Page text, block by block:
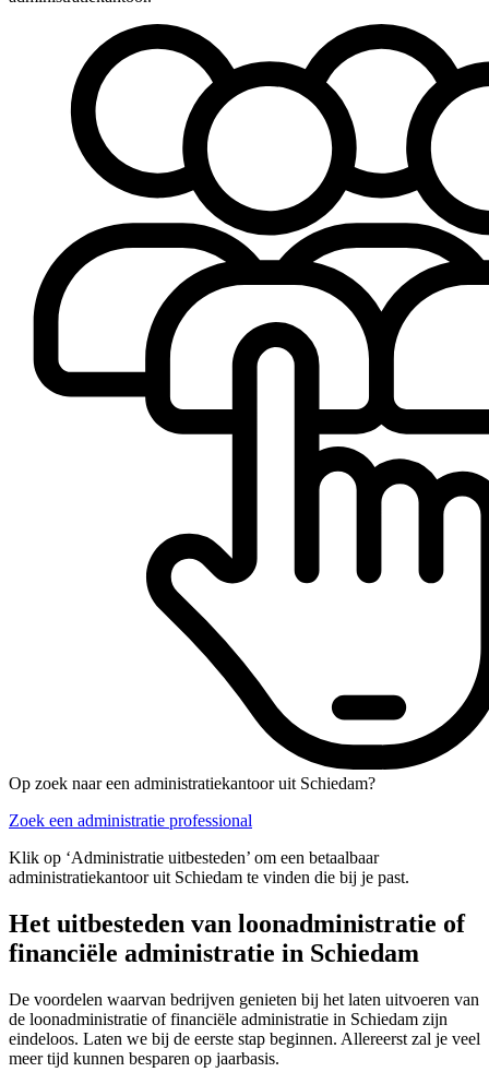
Op zoek naar een administratiekantoor uit Schiedam?
Zoek een administratie professional
Klik op ‘Administratie uitbesteden’ om een betaalbaar
administratiekantoor uit Schiedam te vinden die bij je past.
Het uitbesteden van loonadministratie of
financiële administratie in Schiedam
De voordelen waarvan bedrijven genieten bij het laten uitvoeren van
de loonadministratie of financiële administratie in Schiedam zijn
eindeloos. Laten we bij de eerste stap beginnen. Allereerst zal je veel
meer tijd kunnen besparen op jaarbasis.